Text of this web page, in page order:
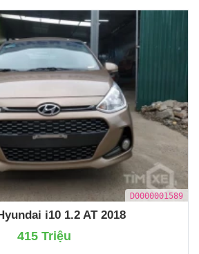
D0000001589
i10 1.2 AT 2018
415 Triệu